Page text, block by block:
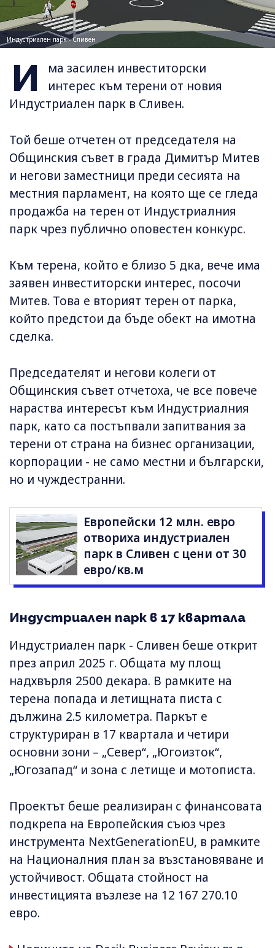
Индустриален парк - Сливен
И
ма засилен инвеститорски
интерес към терени от новия
Индустриален парк в Сливен.
Той беше отчетен от председателя на
Общинския съвет в града Димитър Митев
и негови заместници преди сесията на
местния парламент, на която ще се гледа
продажба на терен от Индустриалния
парк чрез публично оповестен конкурс.
Към терена, който е близо 5 дка, вече има
заявен инвеститорски интерес, посочи
Митев. Това е вторият терен от парка,
който предстои да бъде обект на имотна
сделка.
Председателят и негови колеги от
Общинския съвет отчетоха, че все повече
нараства интересът към Индустриалния
парк, като са постъпвали запитвания за
терени от страна на бизнес организации,
корпорации - не само местни и български,
но и чуждестранни.
Европейски 12 млн. евро
отвориха индустриален
парк в Сливен с цени от 30
евро/кв.м
Индустриален парк в 17 квартала
Индустриален парк - Сливен беше открит
през април 2025 г. Общата му площ
надхвърля 2500 декара. В рамките на
терена попада и летищната писта с
дължина 2.5 километра. Паркът е
структуриран в 17 квартала и четири
основни зони – „Север“, „Югоизток“,
„Югозапад“ и зона с летище и мотописта.
Проектът беше реализиран с финансовата
подкрепа на Европейския съюз чрез
инструмента NextGenerationEU, в рамките
на Националния план за възстановяване и
устойчивост. Общата стойност на
инвестицията възлезе на 12 167 270.10
евро.